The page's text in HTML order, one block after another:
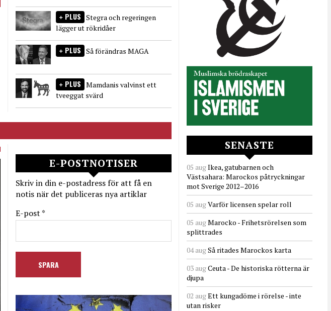
PLUS Stegra och regeringen
lägger ut rökridåer
PLUS Så förändras MAGA
PLUS Mamdanis valvinst ett
tveeggat svärd
E-POSTNOTISER
Skriv in din e-postadress för att få en
notis när det publiceras nya artiklar
E-post *
SENASTE
05 augIkea, gatubarnen och
Västsahara: Marockos påtryckningar
mot Sverige 2012–2016
05 augVarför licensen spelar roll
05 augMarocko - Frihetsrörelsen som
splittrades
04 augSå ritades Marockos karta
03 augCeuta - De historiska rötterna är
djupa
02 augEtt kungadöme i rörelse - inte
utan risker